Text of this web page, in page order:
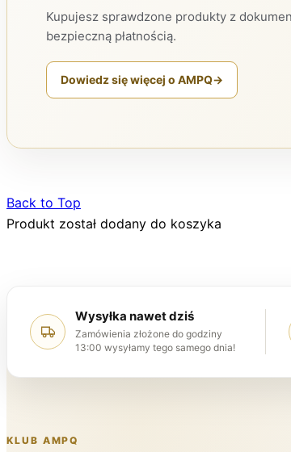
Kupujesz sprawdzone produkty z
bezpieczną płatnością.
Dowiedz się więcej o AMPQ→
Back to Top
Produkt został dodany do koszyka
Wysyłka nawet dziś
Zamówienia złożone do godziny
13:00 wysyłamy tego samego dnia!
KLUB AMPQ